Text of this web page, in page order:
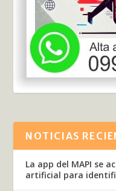
NOTICIAS
La app del MAPI se
artificial para